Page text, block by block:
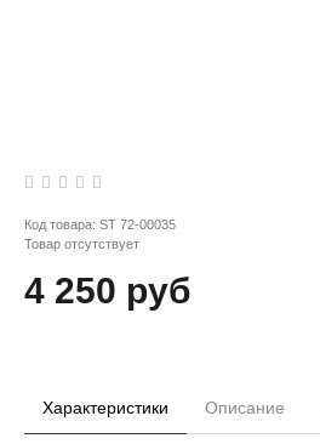
Код товара: ST 72-00035
Товар отсутствует
4 250 руб
Характеристики Описание